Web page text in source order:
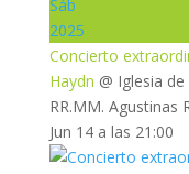
Sáb
2025
Concierto
Haydn @ Iglesia
RR.MM. Agustinas
Jun 14 a las 21:00